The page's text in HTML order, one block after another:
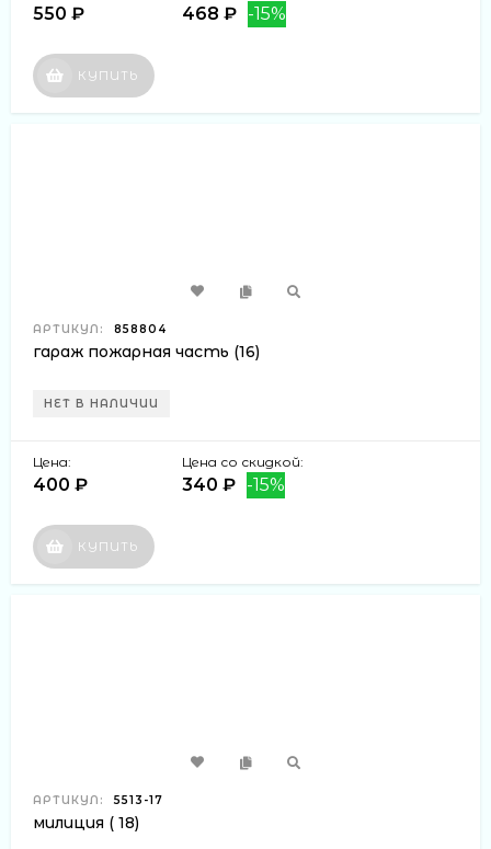
550 ₽ 468 ₽ -15%
КУПИТЬ
АРТИКУЛ: 858804
гараж пожарная часть (16)
НЕТ В НАЛИЧИИ
Цена:
400 ₽
Цена со скидкой:
340 ₽ -15%
КУПИТЬ
АРТИКУЛ: 5513-17
милиция ( 18)